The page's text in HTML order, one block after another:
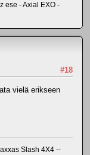
ese - Axial EXO -
#18
vielä erikseen
Slash 4X4 --